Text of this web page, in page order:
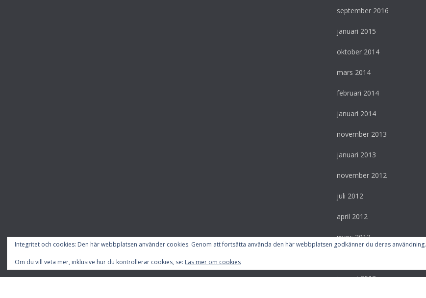
september 2016
januari 2015
oktober 2014
mars 2014
februari 2014
januari 2014
november 2013
januari 2013
november 2012
juli 2012
april 2012
mars 2012
januari 2012
Integritet och cookies: Den här webbplatsen använder cookies. Genom att fortsätta använda den här webbplatsen godkänner du deras användning.
Om du vill veta mer, inklusive hur du kontrollerar cookies, se: Läs mer om cookies